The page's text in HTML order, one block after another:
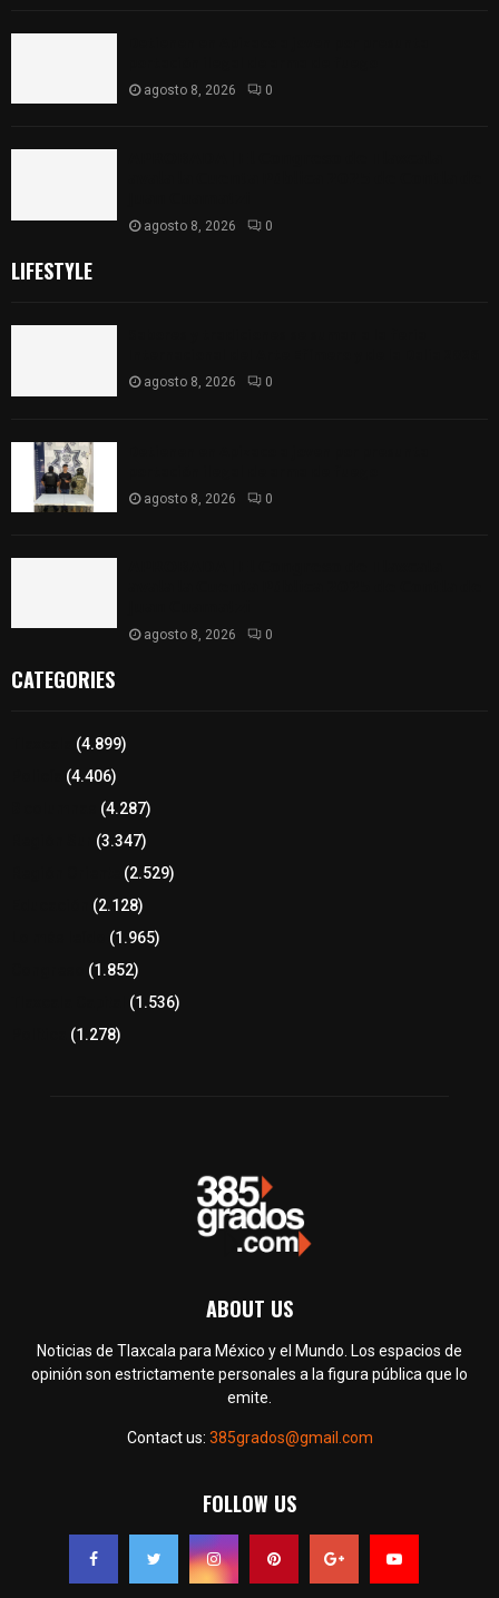
agosto 8, 2026 0
agosto 8, 2026 0
LIFESTYLE
agosto 8, 2026 0
agosto 8, 2026 0
agosto 8, 2026 0
CATEGORIES
(4.899)
(4.406)
(4.287)
(3.347)
(2.529)
(2.128)
(1.965)
(1.852)
(1.536)
(1.278)
ABOUT US
Noticias de Tlaxcala para México y el Mundo. Los espacios de
opinión son estrictamente personales a la figura pública que lo
emite.
Contact us: 385grados@gmail.com
FOLLOW US